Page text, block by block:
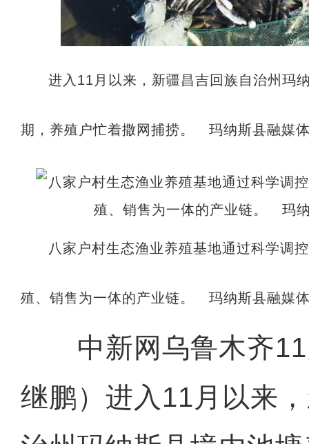
进入11月以来，新疆昌吉回族自治州玛
期，养殖户忙着撒网捕捞。 玛纳斯县融媒
八家户村生态渔业养殖基地通过科学调
殖、销售为一体的产业链。 玛纳斯县融媒
中新网乌鲁木齐11
继鹏）进入11月以来